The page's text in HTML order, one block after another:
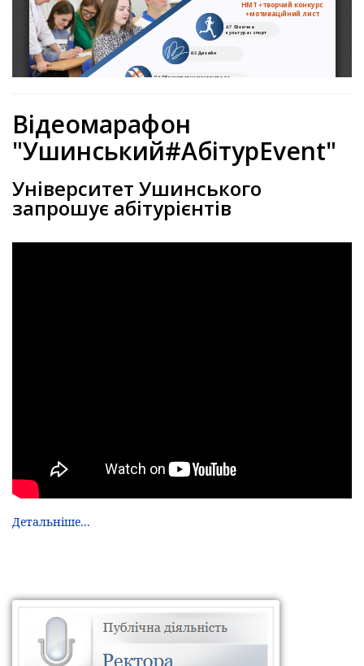
Відеомарафон
"Ушинський#АбітурEvent"
Університет Ушинського
запрошує абітурієнтів
Детальніше...